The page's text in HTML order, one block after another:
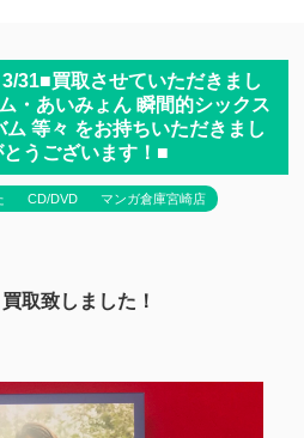
31■買取させていただきまし
・あいみょん 瞬間的シックス
等々 をお持ちいただきまし
うございます！■
CD/DVD マンガ倉庫宮崎店
買取致しました！